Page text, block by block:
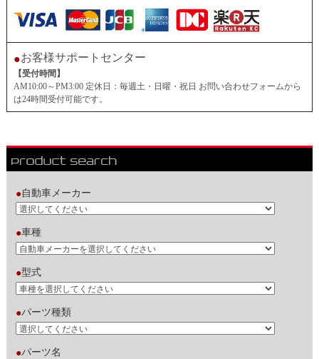
●お客様サポートセンター
【受付時間】
AM10:00～PM3:00 定休日：毎週土・日曜・祝日 お問い合わせフォームから
は24時間受付可能です。
●自動車メーカー
●車種
●型式
●パーツ種類
●パーツ名